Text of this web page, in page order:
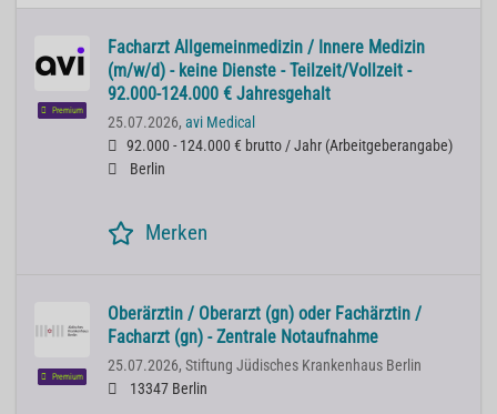
Premium
Facharzt Allgemeinmedizin / Innere Medizin
(m/w/d) - keine Dienste - Teilzeit/Vollzeit -
92.000-124.000 € Jahresgehalt
25.07.2026, avi Medical
92.000 - 124.000 € brutto / Jahr (Arbeitgeberangabe)
Berlin
Merken
Premium
Oberärztin / Oberarzt (gn) oder Fachärztin /
Facharzt (gn) - Zentrale Notaufnahme
25.07.2026, Stiftung Jüdisches Krankenhaus Berlin
13347 Berlin